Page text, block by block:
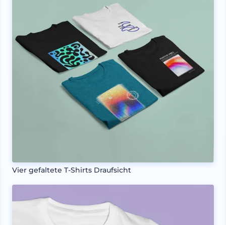
Vier gefaltete T-Shirts Draufsicht